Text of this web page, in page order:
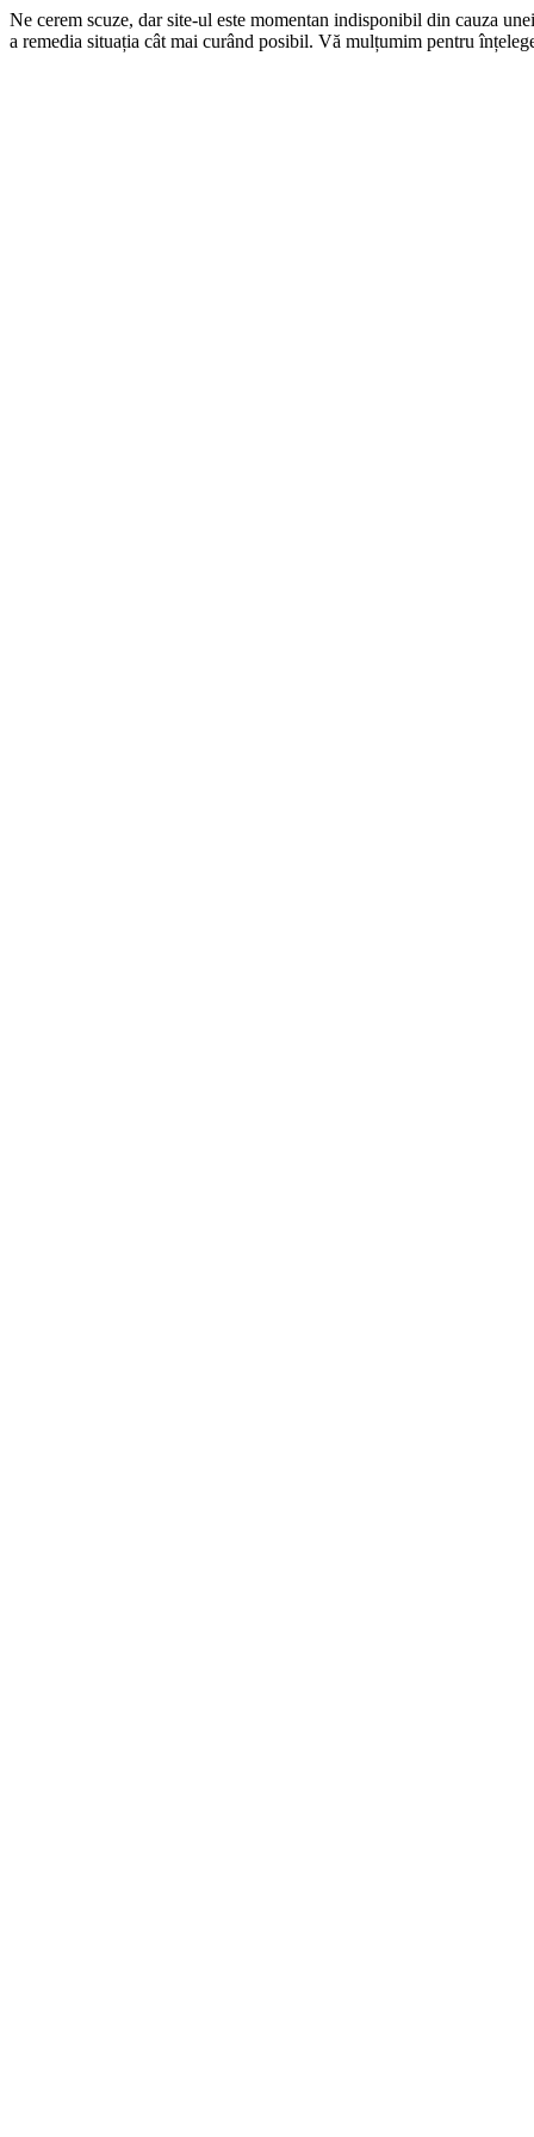
Ne cerem scuze, dar site-ul este momentan indisponibil din cauza
a remedia situația cât mai curând posibil. Vă mulțumim pentru